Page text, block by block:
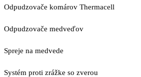
Odpudzovače komárov Thermacell
Odpudzovače medveďov
Spreje na medvede
Systém proti zrážke so zverou